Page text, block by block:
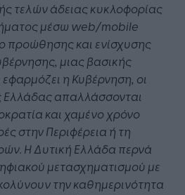
τελών άδειας κυκλοφορίας
μέσω web/mobile
προώθησης και ενίσχυσης
μιας βασικής
η Κυβέρνηση, οι
Ελλάδας απαλλάσσονται
και χαμένο χρόνο
στην Περιφέρεια ή τη
Η Δυτική Ελλάδα περνά
μετασχηματισμού με
την καθημερινότητα